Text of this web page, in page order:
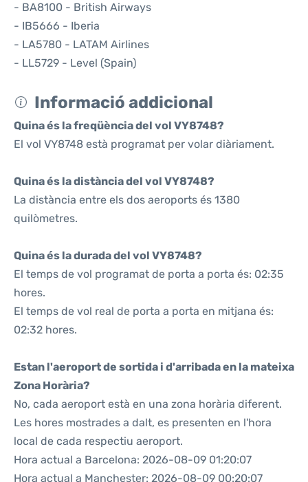
- BA8100 - British Airways
- IB5666 - Iberia
- LA5780 - LATAM Airlines
- LL5729 - Level (Spain)
Informació addicional
Quina és la freqüència del vol VY8748?
El vol VY8748 està programat per volar diàriament.
Quina és la distància del vol VY8748?
La distància entre els dos aeroports és 1380
quilòmetres.
Quina és la durada del vol VY8748?
El temps de vol programat de porta a porta és: 02:35
hores.
El temps de vol real de porta a porta en mitjana és:
02:32 hores.
Estan l'aeroport de sortida i d'arribada en la mateixa
Zona Horària?
No, cada aeroport està en una zona horària diferent.
Les hores mostrades a dalt, es presenten en l'hora
local de cada respectiu aeroport.
Hora actual a Barcelona: 2026-08-09 01:20:07
Hora actual a Manchester: 2026-08-09 00:20:07